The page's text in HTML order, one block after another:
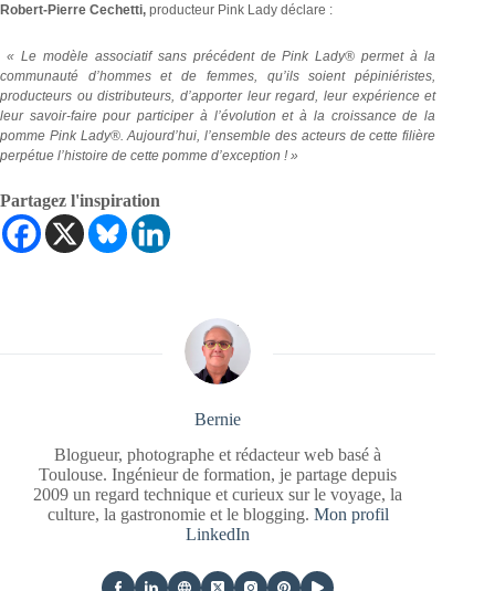
Robert-Pierre Cechetti, producteur Pink Lady déclare :
« Le modèle associatif sans précédent de Pink Lady® permet à la
communauté d’hommes et de femmes, qu’ils soient pépiniéristes,
producteurs ou distributeurs, d’apporter leur regard, leur expérience et
leur savoir-faire pour participer à l’évolution et à la croissance de la
pomme Pink Lady®. Aujourd’hui, l’ensemble des acteurs de cette filière
perpétue l’histoire de cette pomme d’exception ! »
Partagez l'inspiration
Bernie
Blogueur, photographe et rédacteur web basé à
Toulouse. Ingénieur de formation, je partage depuis
2009 un regard technique et curieux sur le voyage, la
culture, la gastronomie et le blogging. Mon profil
LinkedIn